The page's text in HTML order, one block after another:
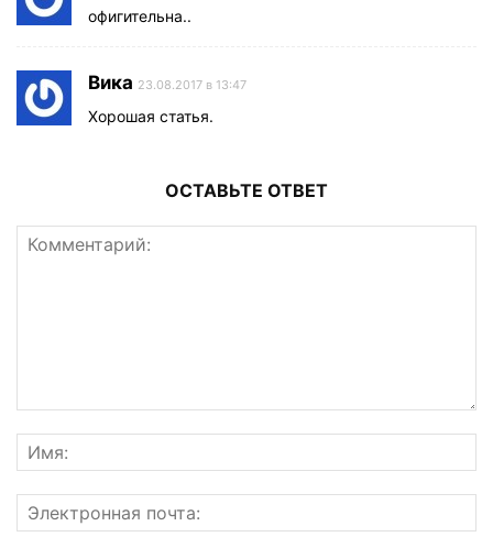
офигительна..
Вика 23.08.2017 в 13:47
Хорошая статья.
ОСТАВЬТЕ ОТВЕТ